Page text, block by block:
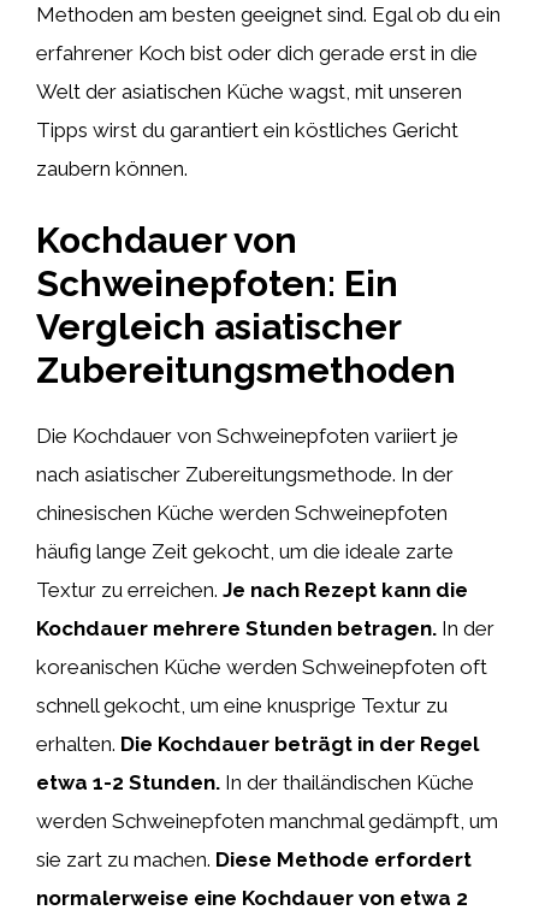
Methoden am besten geeignet sind. Egal ob du ein
erfahrener Koch bist oder dich gerade erst in die
Welt der asiatischen Küche wagst, mit unseren
Tipps wirst du garantiert ein köstliches Gericht
zaubern können.
Kochdauer von
Schweinepfoten: Ein
Vergleich asiatischer
Zubereitungsmethoden
Die Kochdauer von Schweinepfoten variiert je
nach asiatischer Zubereitungsmethode. In der
chinesischen Küche werden Schweinepfoten
häufig lange Zeit gekocht, um die ideale zarte
Textur zu erreichen. Je nach Rezept kann die
Kochdauer mehrere Stunden betragen. In der
koreanischen Küche werden Schweinepfoten oft
schnell gekocht, um eine knusprige Textur zu
erhalten. Die Kochdauer beträgt in der Regel
etwa 1-2 Stunden. In der thailändischen Küche
werden Schweinepfoten manchmal gedämpft, um
sie zart zu machen. Diese Methode erfordert
normalerweise eine Kochdauer von etwa 2